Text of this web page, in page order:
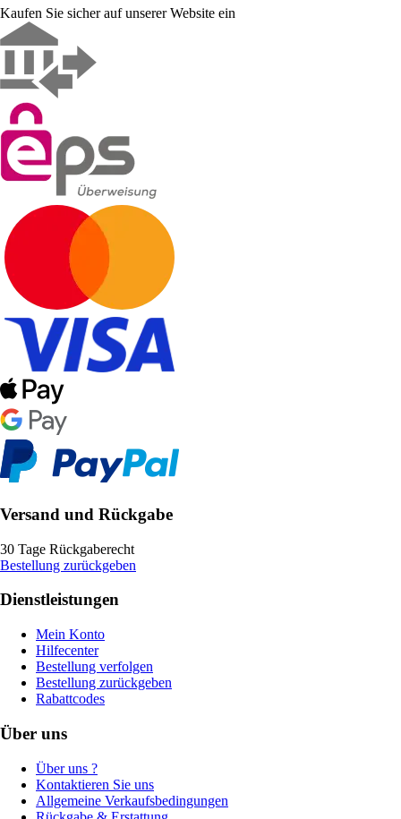
Kaufen Sie sicher auf unserer Website ein
Versand und Rückgabe
30 Tage Rückgaberecht
Bestellung zurückgeben
Dienstleistungen
Mein Konto
Hilfecenter
Bestellung verfolgen
Bestellung zurückgeben
Rabattcodes
Über uns
Über uns ?
Kontaktieren Sie uns
Allgemeine Verkaufsbedingungen